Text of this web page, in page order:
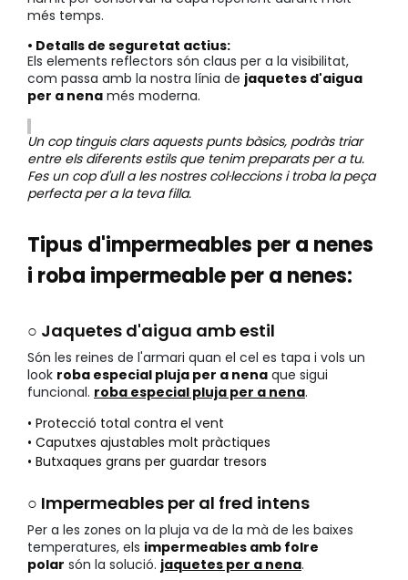
més temps.
• Detalls de seguretat actius:
Els elements reflectors són claus per a la visibilitat,
com passa amb la nostra línia de jaquetes d'aigua
per a nena més moderna.
Un cop tinguis clars aquests punts bàsics, podràs triar
entre els diferents estils que tenim preparats per a tu.
Fes un cop d'ull a les nostres col·leccions i troba la peça
perfecta per a la teva filla.
Tipus d'impermeables per a nenes
i roba impermeable per a nenes:
○ Jaquetes d'aigua amb estil
Són les reines de l'armari quan el cel es tapa i vols un
look roba especial pluja per a nena que sigui
funcional. roba especial pluja per a nena.
• Protecció total contra el vent
• Caputxes ajustables molt pràctiques
• Butxaques grans per guardar tresors
○ Impermeables per al fred intens
Per a les zones on la pluja va de la mà de les baixes
temperatures, els impermeables amb folre
polar són la solució. jaquetes per a nena.